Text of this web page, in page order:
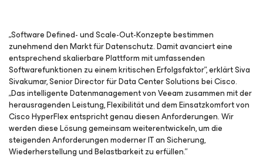
„Software Defined- und Scale-Out-Konzepte bestimmen
zunehmend den Markt für Datenschutz. Damit avanciert eine
entsprechend skalierbare Plattform mit umfassenden
Softwarefunktionen zu einem kritischen Erfolgsfaktor”, erklärt Siva
Sivakumar, Senior Director für Data Center Solutions bei Cisco.
„Das intelligente Datenmanagement von Veeam zusammen mit der
herausragenden Leistung, Flexibilität und dem Einsatzkomfort von
Cisco HyperFlex entspricht genau diesen Anforderungen. Wir
werden diese Lösung gemeinsam weiterentwickeln, um die
steigenden Anforderungen moderner IT an Sicherung,
Wiederherstellung und Belastbarkeit zu erfüllen.”